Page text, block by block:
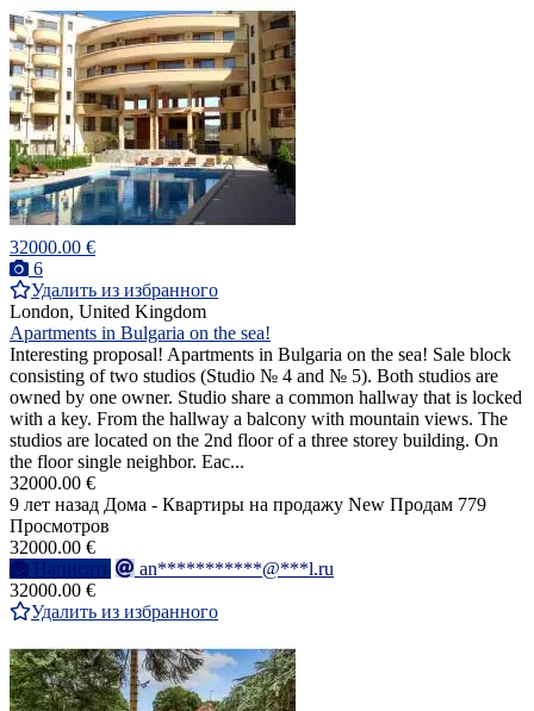
32000.00 €
6
Удалить из избранного
London, United Kingdom
Apartments in Bulgaria on the sea!
Interesting proposal! Apartments in Bulgaria on the sea! Sale block
consisting of two studios (Studio № 4 and № 5). Both studios are
owned by one owner. Studio share a common hallway that is locked
with a key. From the hallway a balcony with mountain views. The
studios are located on the 2nd floor of a three storey building. On
the floor single neighbor. Eac...
32000.00 €
9 лет назад Дома - Квартиры на продажу New Продам 779
Просмотров
32000.00 €
Написать
an***********@***l.ru
32000.00 €
Удалить из избранного